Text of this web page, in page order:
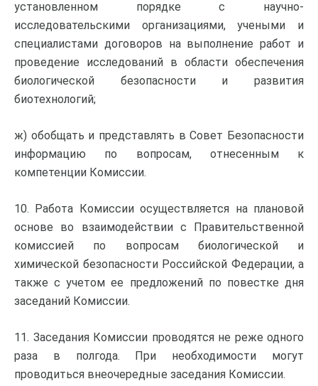
установленном порядке с научно-
исследовательскими организациями, учеными и
специалистами договоров на выполнение работ и
проведение исследований в области обеспечения
биологической безопасности и развития
биотехнологий;
ж) обобщать и представлять в Совет Безопасности
информацию по вопросам, отнесенным к
компетенции Комиссии.
10. Работа Комиссии осуществляется на плановой
основе во взаимодействии с Правительственной
комиссией по вопросам биологической и
химической безопасности Российской Федерации, а
также с учетом ее предложений по повестке дня
заседаний Комиссии.
11. Заседания Комиссии проводятся не реже одного
раза в полгода. При необходимости могут
проводиться внеочередные заседания Комиссии.